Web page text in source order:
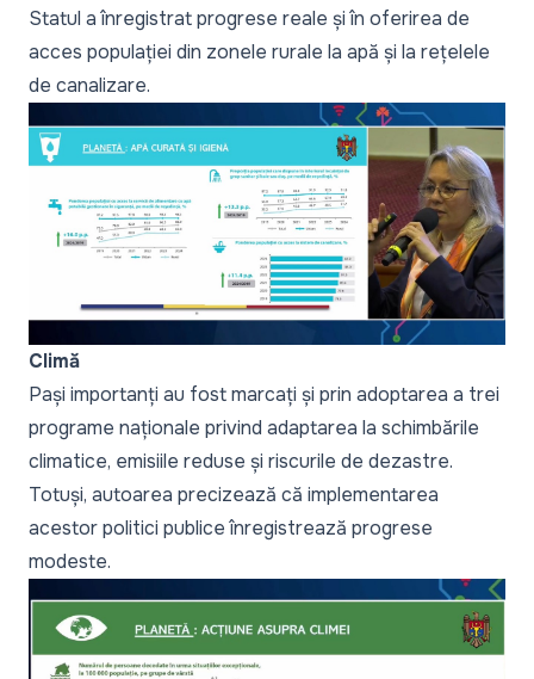
Statul a înregistrat progrese reale și în oferirea de
acces populației din zonele rurale la apă și la rețelele
de canalizare.
Climă
Pași importanți au fost marcați și prin adoptarea a trei
programe naționale privind adaptarea la schimbările
climatice, emisiile reduse și riscurile de dezastre.
Totuși, autoarea precizează că implementarea
acestor politici publice înregistrează progrese
modeste.